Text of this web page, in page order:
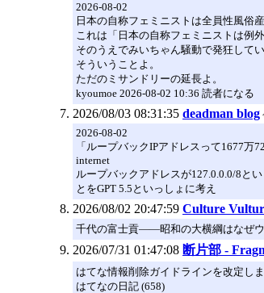
2026-08-02
日本の自称フェミニストは全員性風俗
これは「日本の自称フェミニストは例
そのうえでみいちゃん騒動で発狂して
そういうことよ。
ただのミサンドリーの延長よ。
kyoumoe 2026-08-02 10:36 読者になる
2026/08/03 08:31:35 deadman blog
2026-08-02
「ループバックIPアドレスって1677万
internet
ループバックアドレスが127.0.0.0/8と
とをGPT 5.5といっしょに考え
2026/08/02 20:47:59 Culture
千代の富士貢――昭和の大横綱はなぜウ
2026/07/31 01:47:08 断片部 -
はてな情報削除ガイドラインを改定し
はてなの日記 (658)